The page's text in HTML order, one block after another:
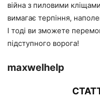
війна з пиловими
вимагає терпіння,
І тоді ви зможете
підступного ворога!
maxwelhelp